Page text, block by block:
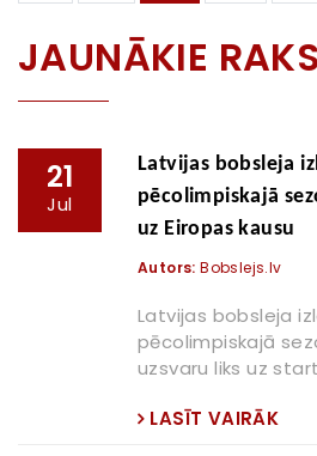
JAUNĀKIE
21
Jul
Latvijas bobsleja
pēcolimpiskajā
uz Eiropas kausu
Autors: Bobslejs.lv
Latvijas bobsleja
pēcolimpiskajā
uzsvaru liks uz
LASĪT VAIRĀK